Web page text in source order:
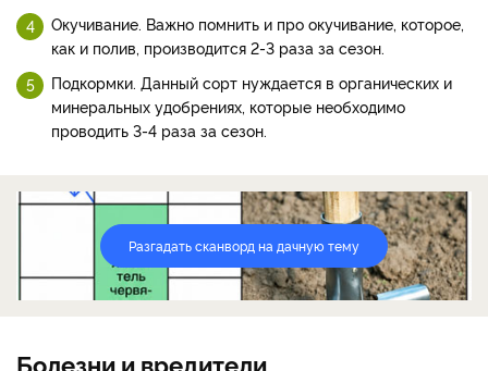
Окучивание. Важно помнить и про окучивание, которое,
как и полив, производится 2-3 раза за сезон.
Подкормки. Данный сорт нуждается в органических и
минеральных удобрениях, которые необходимо
проводить 3-4 раза за сезон.
Разгадать сканворд на дачную тему
Болезни и вредители